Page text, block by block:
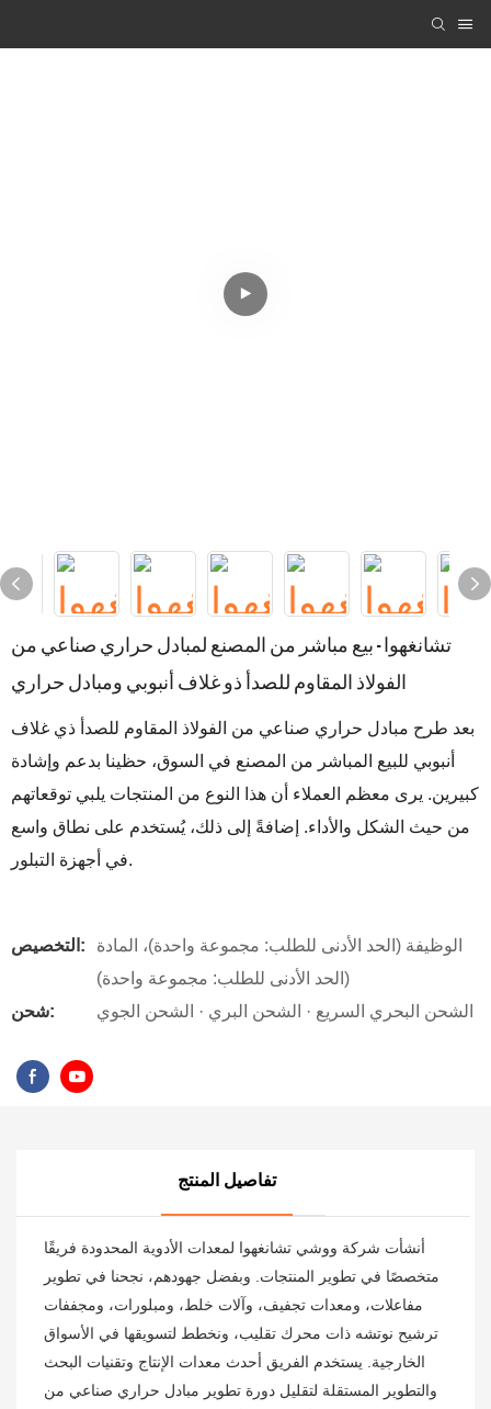
تشانغهوا - بيع مباشر من المصنع لمبادل حراري صناعي من
الفولاذ المقاوم للصدأ ذو غلاف أنبوبي ومبادل حراري
بعد طرح مبادل حراري صناعي من الفولاذ المقاوم للصدأ ذي غلاف
أنبوبي للبيع المباشر من المصنع في السوق، حظينا بدعم وإشادة
كبيرين. يرى معظم العملاء أن هذا النوع من المنتجات يلبي توقعاتهم
من حيث الشكل والأداء. إضافةً إلى ذلك، يُستخدم على نطاق واسع
في أجهزة التبلور.
التخصيص:
الوظيفة (الحد الأدنى للطلب: مجموعة واحدة)، المادة
(الحد الأدنى للطلب: مجموعة واحدة)
شحن:
الشحن البحري السريع · الشحن البري · الشحن الجوي
تفاصيل المنتج
أنشأت شركة ووشي تشانغهوا لمعدات الأدوية المحدودة فريقًا
متخصصًا في تطوير المنتجات. وبفضل جهودهم، نجحنا في تطوير
مفاعلات، ومعدات تجفيف، وآلات خلط، ومبلورات، ومجففات
ترشيح نوتشه ذات محرك تقليب، ونخطط لتسويقها في الأسواق
الخارجية. يستخدم الفريق أحدث معدات الإنتاج وتقنيات البحث
والتطوير المستقلة لتقليل دورة تطوير مبادل حراري صناعي من